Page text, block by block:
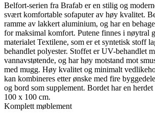
Belfort-serien fra Brafab er en stilig og
svært komfortable sofaputer av høy kvalitet.
ramme av lakkert aluminium, og har en
for maksimal komfort. Putene finnes i nøytral
materialet Textilene, som er et syntetisk stoff
behandlet polyester. Stoffet er UV-behandlet
vannavstøtende, og har høy motstand mot
med mugg. Høy kvalitet og minimalt
kan kombineres etter ønske med fire
og bord som supplement. Bordet har en herdet
100 x 100 cm.
Komplett møblement